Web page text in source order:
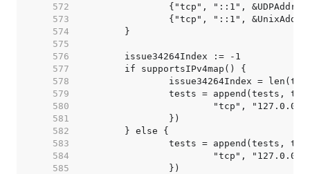
   572
   573
   574
   575
   576
   577
   578
   579
   580
   581
   582
   583
   584
   585